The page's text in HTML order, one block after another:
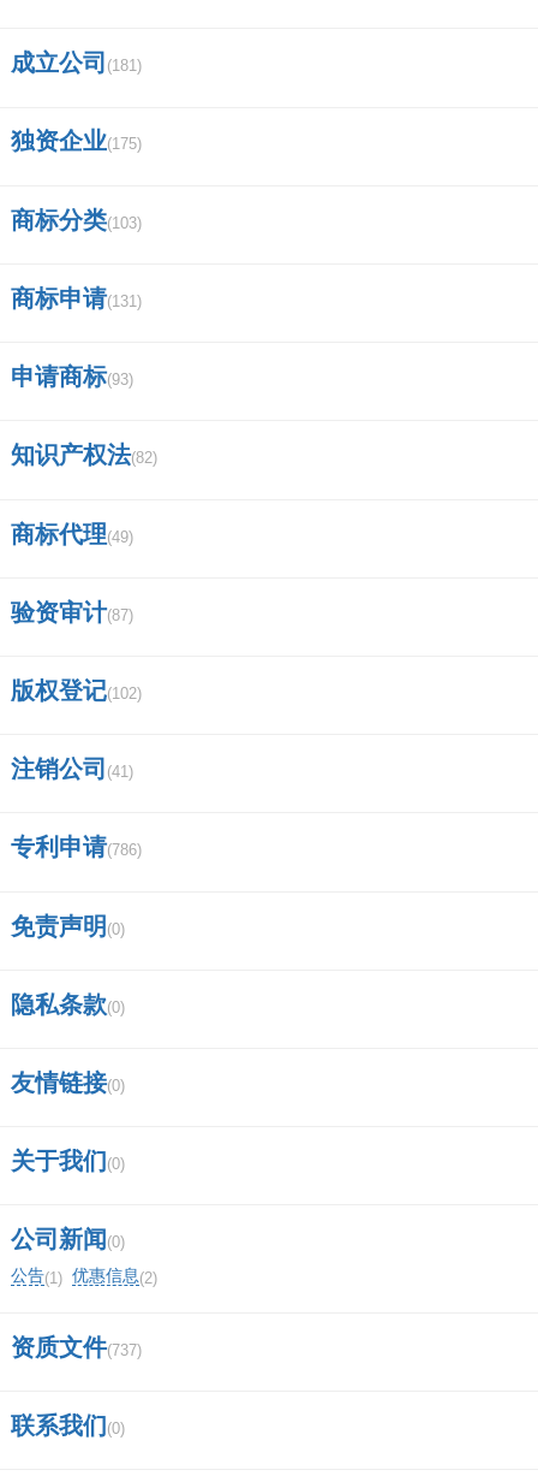
成立公司 (181)
独资企业(175)
商标分类(103)
商标申请(131)
申请商标(93)
知识产权法(82)
商标代理(49)
验资审计(87)
版权登记(102)
注销公司 (41)
专利申请(786)
免责声明 (0)
隐私条款(0)
友情链接(0)
关于我们 (0)
公司新闻 (0)
公告(1) 优惠信息(2)
资质文件(737)
联系我们 (0)